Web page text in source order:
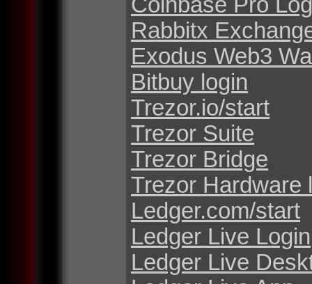
Rabbitx
Exodus Web3
Bitbuy login
Trezor.io/start
Trezor Suite
Trezor Bridge
Trezor Hardware
Ledger.com/start
Ledger Live Login
Ledger Live